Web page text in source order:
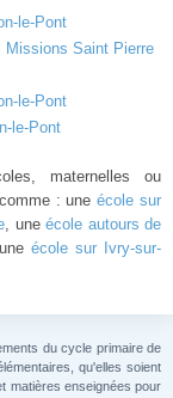
le-Pont
Missions Saint Pierre
le-Pont
le-Pont
maternelles ou
: uneécole sur
, une école autours de
école sur Ivry-sur-
du cycle primaire de
qu'elles soient
matières enseignées pour